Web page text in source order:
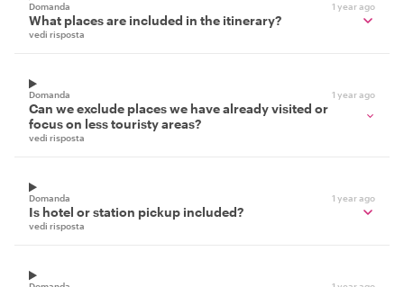
Domanda 1 year ago
What places are included in the itinerary?
vedi risposta
Domanda 1 year ago
Can we exclude places we have already visited or
focus on less touristy areas?
vedi risposta
Domanda 1 year ago
Is hotel or station pickup included?
vedi risposta